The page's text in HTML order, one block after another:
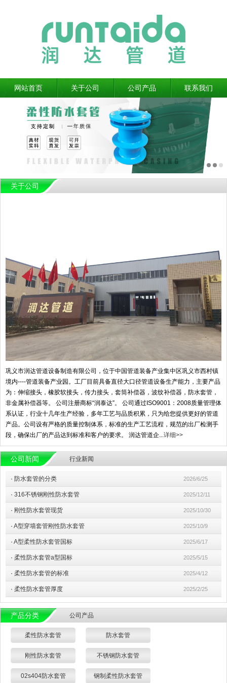
网站首页 关于公司 公司产品 联系我们
关于公司
巩义市润达管道设备制造有限公司，位于中国管道装备产业集中区巩义市西村镇
境内----管道装备产业园。工厂目前具备直径大口径管道设备生产能力，主要产品
为：伸缩接头，橡胶软接头，传力接头，套筒补偿器，波纹补偿器，防水套管，
非金属补偿器等。 公司注册商标“润泰达”。 公司通过ISO9001：2008质量管理体
系认证，行业十几年生产经验，多年工艺与品质积累，只为给您提供更好的管道
产品。公司设有严格的质量控制体系，标准的生产工艺流程，规范的出厂检测手
段，确保出厂的产品达到标准和客户的要求。 润达管道企...详细>>
公司新闻 行业新闻
· 防水套管的分类 2026/6/25
· 316不锈钢刚性防水套管 2025/12/11
· 刚性防水套管现货 2025/10/30
· A型穿墙套管刚性防水套管 2025/10/9
· A型柔性防水套管国标 2025/6/17
· 柔性防水套管a型国标 2025/5/15
· 柔性防水套管的标准 2025/4/12
· 柔性防水套管厚度 2025/2/25
产品分类 公司产品
柔性防水套管 防水套管
刚性防水套管 不锈钢防水套管
02s404防水套管 钢制柔性防水套管